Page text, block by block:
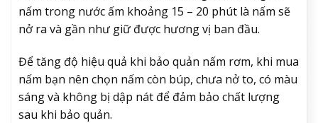
nấm trong nước ấm khoảng 15 – 20 phút là nấm sẽ
nở ra và gần như giữ được hương vị ban đầu.
Để tăng độ hiệu quả khi bảo quản nấm rơm, khi mua
nấm bạn nên chọn nấm còn búp, chưa nở to, có màu
sáng và không bị dập nát để đảm bảo chất lượng
sau khi bảo quản.